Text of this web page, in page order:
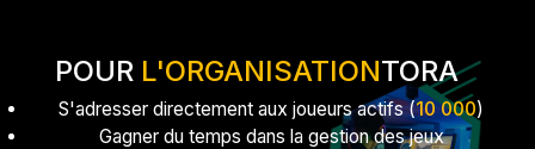
POUR L'ORGANISATIONTORA
S'adresser directement aux joueurs actifs (10 000)
Gagner du temps dans la gestion des jeux